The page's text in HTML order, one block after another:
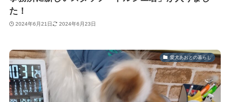
た！
2024年6月21日 2024年6月23日
愛犬あおとの暮らし